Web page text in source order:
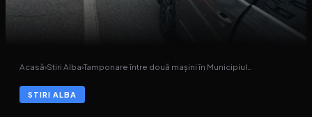
Acasă›Stiri Alba›Tamponare între două mașini în Municipiul…
STIRI ALBA